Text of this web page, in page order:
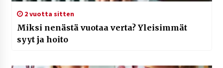
2 vuotta sitten
Miksi nenästä vuotaa verta? Yleisimmät
syyt ja hoito